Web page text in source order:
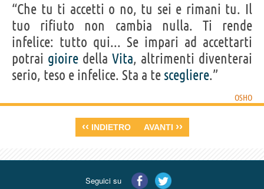
“Che tu ti accetti o no, tu sei e rimani tu. Il
tuo rifiuto non cambia nulla. Ti rende
infelice: tutto qui... Se impari ad accettarti
potrai gioire della Vita, altrimenti diventerai
serio, teso e infelice. Sta a te scegliere.”
OSHO
‹‹ INDIETRO AVANTI ››
Seguici su